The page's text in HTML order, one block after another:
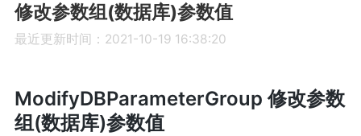
修改参数组(数据库)参数值
最近更新时间：2021-10-19 16:38:20
ModifyDBParameterGroup 修改参数
组(数据库)参数值